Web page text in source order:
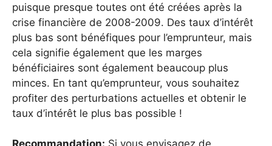
puisque presque toutes ont été créées après la
crise financière de 2008-2009. Des taux d’intérêt
plus bas sont bénéfiques pour l’emprunteur, mais
cela signifie également que les marges
bénéficiaires sont également beaucoup plus
minces. En tant qu’emprunteur, vous souhaitez
profiter des perturbations actuelles et obtenir le
taux d’intérêt le plus bas possible !